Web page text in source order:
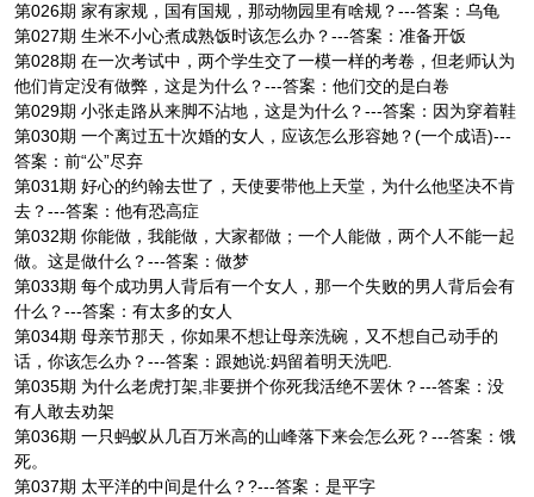
第026期 家有家规，国有国规，那动物园里有啥规？---答案：乌龟
第027期 生米不小心煮成熟饭时该怎么办？---答案：准备开饭
第028期 在一次考试中，两个学生交了一模一样的考卷，但老师认为
他们肯定没有做弊，这是为什么？---答案：他们交的是白卷
第029期 小张走路从来脚不沾地，这是为什么？---答案：因为穿着鞋
第030期 一个离过五十次婚的女人，应该怎么形容她？(一个成语)---
答案：前“公”尽弃
第031期 好心的约翰去世了，天使要带他上天堂，为什么他坚决不肯
去？---答案：他有恐高症
第032期 你能做，我能做，大家都做；一个人能做，两个人不能一起
做。这是做什么？---答案：做梦
第033期 每个成功男人背后有一个女人，那一个失败的男人背后会有
什么？---答案：有太多的女人
第034期 母亲节那天，你如果不想让母亲洗碗，又不想自己动手的
话，你该怎么办？---答案：跟她说:妈留着明天洗吧.
第035期 为什么老虎打架,非要拼个你死我活绝不罢休？---答案：没
有人敢去劝架
第036期 一只蚂蚁从几百万米高的山峰落下来会怎么死？---答案：饿
死。
第037期 太平洋的中间是什么？?---答案：是平字